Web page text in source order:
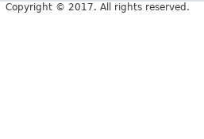
Copyright © 2017. All rights reserved.